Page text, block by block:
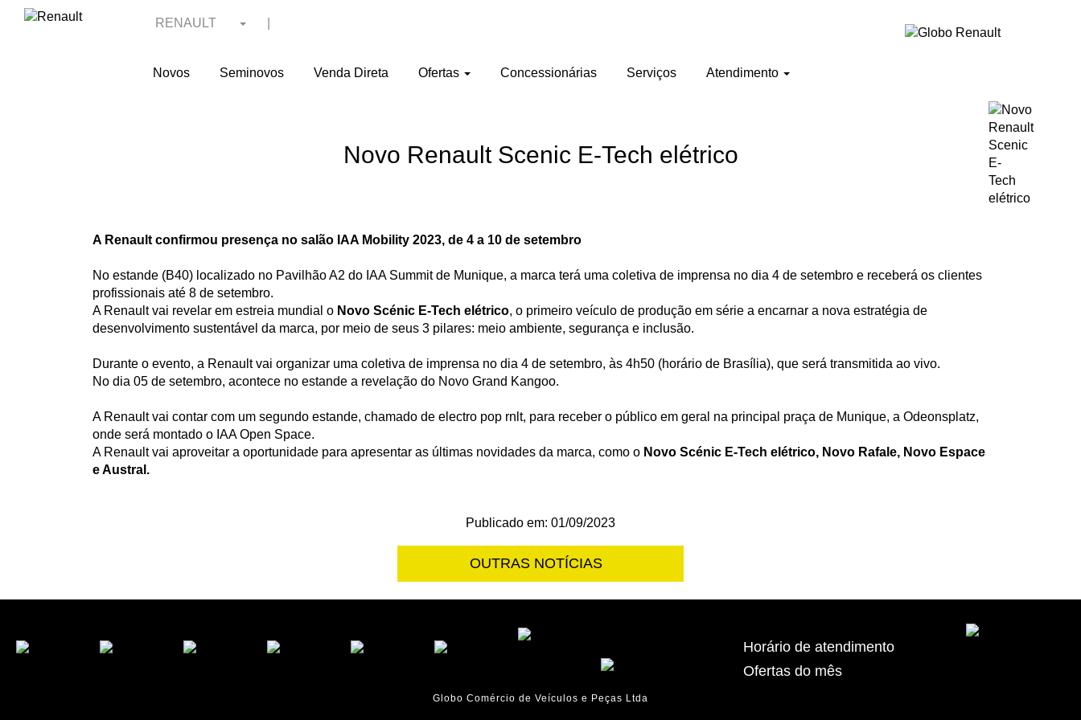
RENAULT
Novos Seminovos Venda Direta Ofertas Concessionárias Serviços Atendimento
Novo Renault Scenic E-Tech elétrico
A Renault confirmou presença no salão IAA Mobility 2023, de 4 a 10 de setembro
No estande (B40) localizado no Pavilhão A2 do IAA Summit de Munique, a marca terá uma coletiva de imprensa no dia 4 de setembro e receberá os clientes
profissionais até 8 de setembro.
A Renault vai revelar em estreia mundial o Novo Scénic E-Tech elétrico, o primeiro veículo de produção em série a encarnar a nova estratégia de
desenvolvimento sustentável da marca, por meio de seus 3 pilares: meio ambiente, segurança e inclusão.
Durante o evento, a Renault vai organizar uma coletiva de imprensa no dia 4 de setembro, às 4h50 (horário de Brasília), que será transmitida ao vivo.
No dia 05 de setembro, acontece no estande a revelação do Novo Grand Kangoo.
A Renault vai contar com um segundo estande, chamado de electro pop rnlt, para receber o público em geral na principal praça de Munique, a Odeonsplatz,
onde será montado o IAA Open Space.
A Renault vai aproveitar a oportunidade para apresentar as últimas novidades da marca, como o Novo Scénic E-Tech elétrico, Novo Rafale, Novo Espace
e Austral.
Publicado em: 01/09/2023
OUTRAS NOTÍCIAS
Horário de atendimento
Ofertas do mês
Globo Comércio de Veículos e Peças Ltda